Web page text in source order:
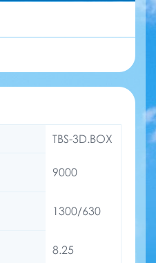
TBS-3D.BOX
9000
1300/630
8.25